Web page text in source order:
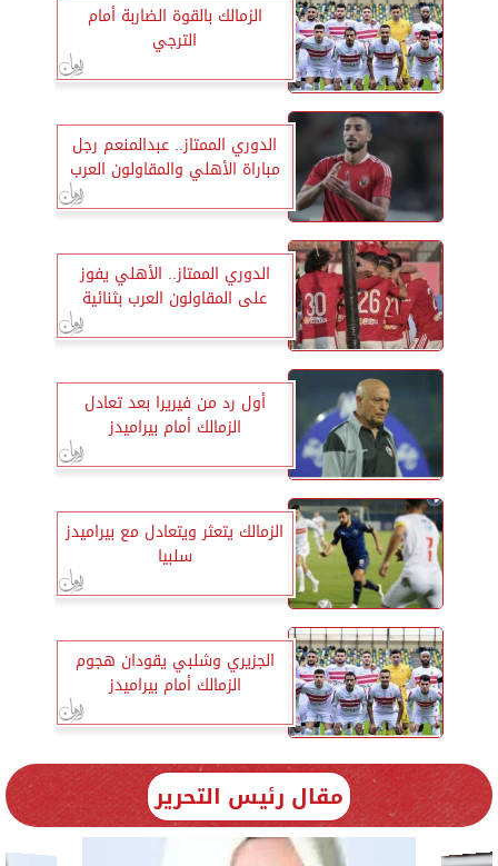
الزمالك بالقوة الضاربة أمام
الترجي
الدوري الممتاز.. عبدالمنعم رجل
مباراة الأهلي والمقاولون العرب
الدوري الممتاز.. الأهلي يفوز
على المقاولون العرب بثنائية
أول رد من فيريرا بعد تعادل
الزمالك أمام بيراميدز
الزمالك يتعثر ويتعادل مع بيراميدز
سلبيا
الجزيري وشلبي يقودان هجوم
الزمالك أمام بيراميدز
مقال رئيس التحرير